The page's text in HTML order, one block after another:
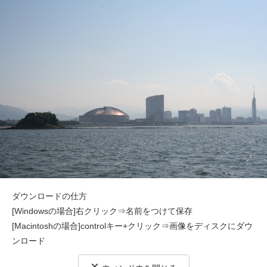
ダウンロードの仕方
[Windowsの場合]右クリック⇒名前をつけて保存
[Macintoshの場合]controlキー+クリック⇒画像をディスクにダウ
ンロード